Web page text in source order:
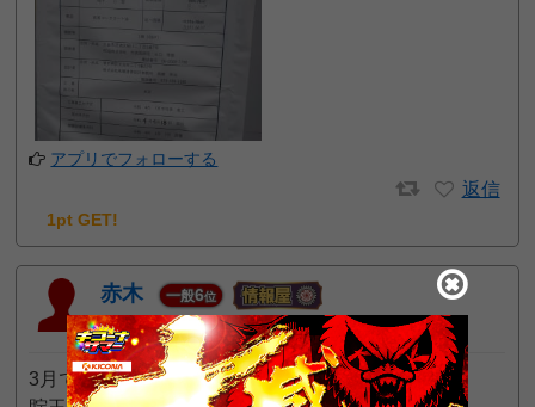
アプリでフォローする
返信
1pt GET!
赤木 一般6位
2022年3月2日 6:00 PM
3月で閉店。